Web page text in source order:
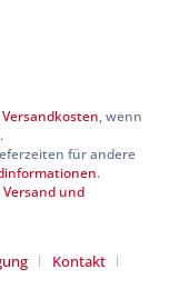
Versandkosten, wenn
für andere
.
Versand und
Kontakt